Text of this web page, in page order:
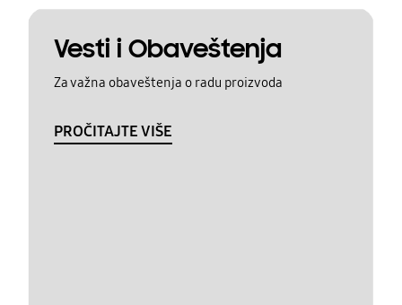
Vesti i Obaveštenja
Za važna obaveštenja o radu proizvoda
PROČITAJTE VIŠE